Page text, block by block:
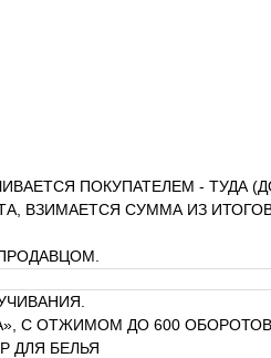
ПОКУПАТЕЛЕМ - ТУДА
ВЗИМАЕТСЯ СУММА ИЗ
С ОТЖИМОМ ДО 600
ДЛЯ БЕЛЬЯ